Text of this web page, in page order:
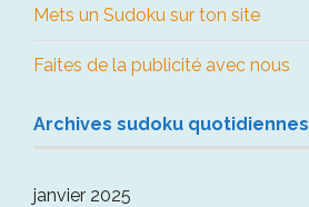
Mets un Sudoku sur ton site
Faites de la publicité avec nous
Archives sudoku quotidiennes
janvier 2025